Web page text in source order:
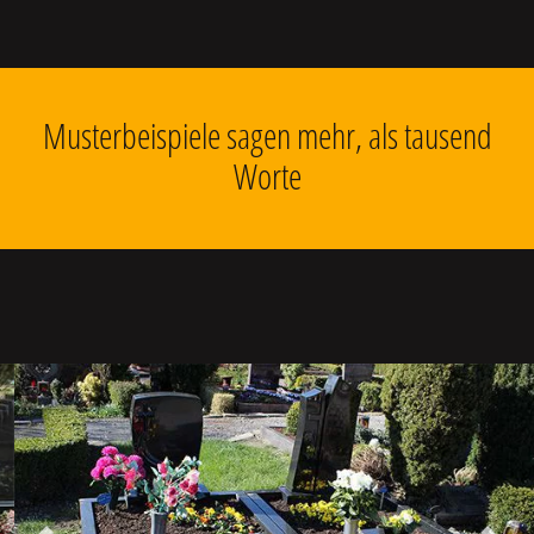
Musterbeispiele sagen mehr, als tausend
Worte